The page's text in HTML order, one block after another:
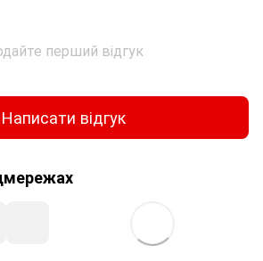
перший відгук
Написати відгук